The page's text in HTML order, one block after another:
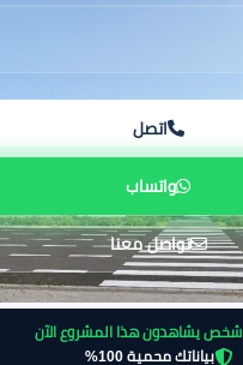
اتصل
واتساب
تواصل معنا
شخص يشاهدون هذا المشروع الآن
بياناتك محمية 100%